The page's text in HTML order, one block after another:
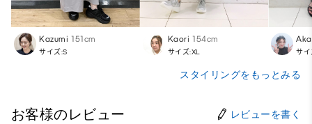
Kazumi 151cm
サイズ:S
Kaori 154cm
サイズ:XL サイ
スタイリングをもっとみる
お客様のレビュー レビューを書く